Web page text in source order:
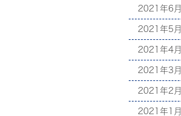
2021年6月
2021年5月
2021年4月
2021年3月
2021年2月
2021年1月